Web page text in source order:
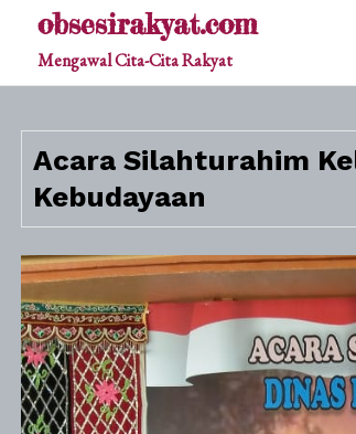
obsesirakyat.com
Mengawal Cita-Cita Rakyat
Acara Silahturahim
Kebudayaan